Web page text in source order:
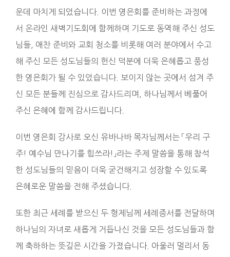
운데 마치게 되었습니다. 이번 영은회를 준비하는 과정에
서 온라인 새벽기도회에 함께하며 기도로 동역해 주신 성도
님들, 애찬 준비와 교회 청소를 비롯해 여러 분야에서 수고
해 주신 모든 성도님들의 헌신 덕분에 더욱 은혜롭고 풍성
한 영은회가 될 수 있었습니다. 보이지 않는 곳에서 섬겨 주
신 모든 분들께 진심으로 감사드리며, 하나님께서 베풀어
주신 은혜에 함께 감사드립니다.
이번 영은회 강사로 오신 유바나바 목자님께서는 「우리 구
주! 예수님 만나기를 힘쓰라!」라는 주제 말씀을 통해 참석
한 성도님들의 믿음이 더욱 굳건해지고 성장할 수 있도록
은혜로운 말씀을 전해 주셨습니다.
또한 최근 세례를 받으신 두 형제님께 세례증서를 전달하며
하나님의 자녀로 새롭게 거듭나신 것을 모든 성도님들과 함
께 축하하는 뜻깊은 시간을 가졌습니다. 아울러 멀리서 동